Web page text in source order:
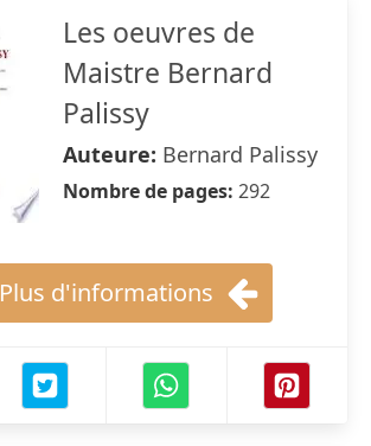
Les oeuvres de
Maistre Bernard
Palissy
Auteure: Bernard Palissy
Nombre de pages: 292
Plus d'informations